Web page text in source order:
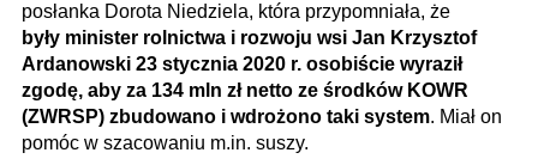
posłanka Dorota Niedziela, która przypomniała, że
były minister rolnictwa i rozwoju wsi Jan Krzysztof
Ardanowski 23 stycznia 2020 r. osobiście wyraził
zgodę, aby za 134 mln zł netto ze środków KOWR
(ZWRSP) zbudowano i wdrożono taki system. Miał on
pomóc w szacowaniu m.in. suszy.